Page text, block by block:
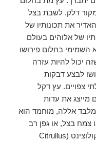
מקור דלק. לשבת בצל
את תכונותיו של
של אלוהים בעולם
השמימי בחלום פירושו
יכול להיות עזרה
לבצע דבקות
צפויים. עץ דקל
מייצג את עדות
מלבד אללה, מוחמד הוא
בצל, או גפן רב
שנתי ממשפחת הדלעת, או את עץ הקולוצינט (Citrullus